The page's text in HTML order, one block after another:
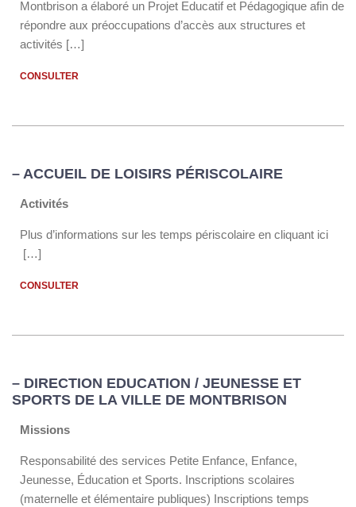
Montbrison a élaboré un Projet Educatif et Pédagogique afin de
répondre aux préoccupations d’accès aux structures et
activités […]
CONSULTER
– ACCUEIL DE LOISIRS PÉRISCOLAIRE
Activités
Plus d’informations sur les temps périscolaire en cliquant ici
[…]
CONSULTER
– DIRECTION EDUCATION / JEUNESSE ET
SPORTS DE LA VILLE DE MONTBRISON
Missions
Responsabilité des services Petite Enfance, Enfance,
Jeunesse, Éducation et Sports. Inscriptions scolaires
(maternelle et élémentaire publiques) Inscriptions temps